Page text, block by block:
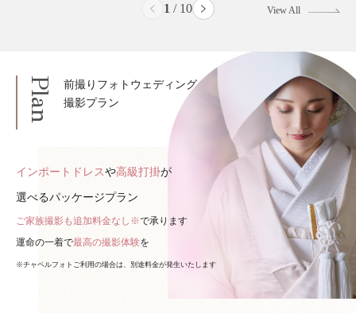
2 / 10 View All
Plan
前撮りフォトウェディング
撮影プラン
インポートドレスや高級打掛が
選べるパッケージプラン
ご家族撮影も追加料金なし※で承ります
運命の一着で最高の撮影体験を
※チャペルフォトご利用の場合は、別途料金が発生いたします